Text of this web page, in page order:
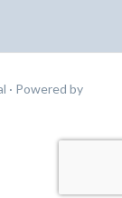
· Powered by